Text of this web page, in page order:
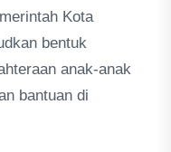
Kota
bentuk
anak-anak
bantuan di